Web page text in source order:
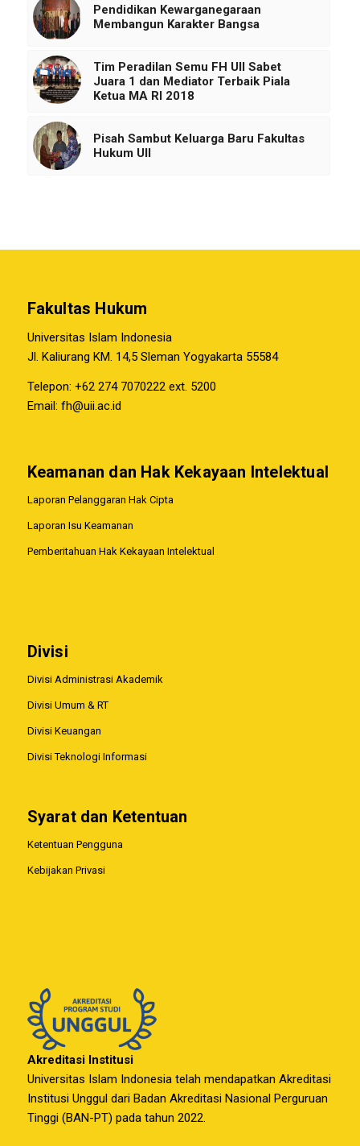
Pendidikan Kewarganegaraan
Membangun Karakter Bangsa
Tim Peradilan Semu FH UII Sabet
Juara 1 dan Mediator Terbaik Piala
Ketua MA RI 2018
Pisah Sambut Keluarga Baru Fakultas
Hukum UII
Fakultas Hukum
Universitas Islam Indonesia
Jl. Kaliurang KM. 14,5 Sleman Yogyakarta 55584
Telepon: +62 274 7070222 ext. 5200
Email: fh@uii.ac.id
Keamanan dan Hak Kekayaan Intelektual
Laporan Pelanggaran Hak Cipta
Laporan Isu Keamanan
Pemberitahuan Hak Kekayaan Intelektual
Divisi
Divisi Administrasi Akademik
Divisi Umum & RT
Divisi Keuangan
Divisi Teknologi Informasi
Syarat dan Ketentuan
Ketentuan Pengguna
Kebijakan Privasi
Akreditasi Institusi
Universitas Islam Indonesia telah mendapatkan Akreditasi
Institusi Unggul dari Badan Akreditasi Nasional Perguruan
Tinggi (BAN-PT) pada tahun 2022.